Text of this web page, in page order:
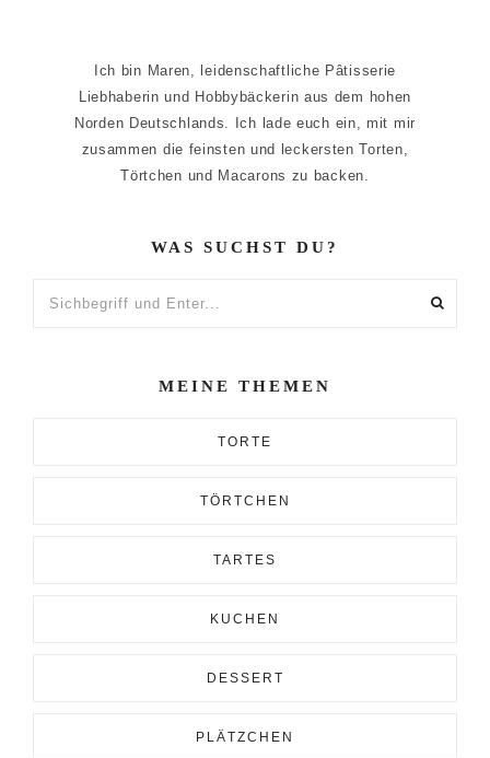
Ich bin Maren, leidenschaftliche Pâtisserie
Liebhaberin und Hobbybäckerin aus dem hohen
Norden Deutschlands. Ich lade euch ein, mit mir
zusammen die feinsten und leckersten Torten,
Törtchen und Macarons zu backen.
WAS SUCHST DU?
MEINE THEMEN
TORTE
TÖRTCHEN
TARTES
KUCHEN
DESSERT
PLÄTZCHEN